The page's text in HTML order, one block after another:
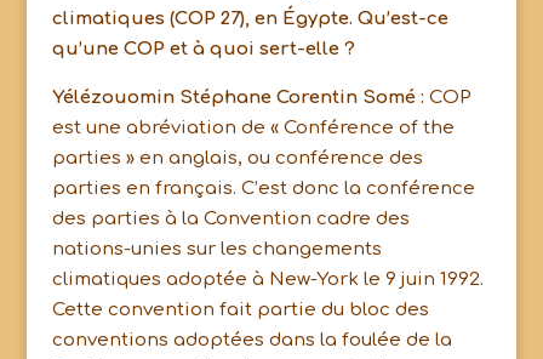
climatiques (COP 27), en Égypte. Qu’est-ce
qu’une COP et à quoi sert-elle ?
Yélézouomin Stéphane Corentin Somé : COP
est une abréviation de « Conférence of the
parties » en anglais, ou conférence des
parties en français. C’est donc la conférence
des parties à la Convention cadre des
nations-unies sur les changements
climatiques adoptée à New-York le 9 juin 1992.
Cette convention fait partie du bloc des
conventions adoptées dans la foulée de la